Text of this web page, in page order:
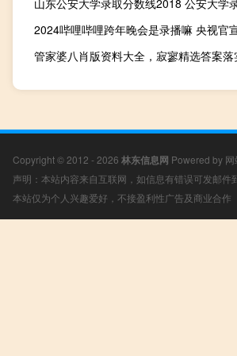
山东公安大学录取分数线2018 公安大学
2024哔哩哔哩跨年晚会是录播嘛 央视官
管家婆八肖版资料大全，寂寥精选答案
Copyright © 2012 - 2026 林东信息网 Powered by
声明：本站内容来自互联网，如信息有错误可发邮
本站仅为个人兴趣爱好，不接盈利性广告及商业合作